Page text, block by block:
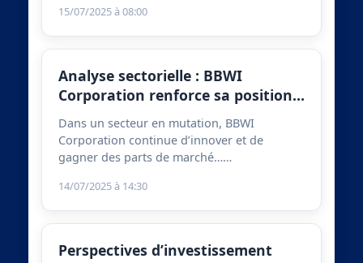
15/07/2025 à 08:00
Analyse sectorielle : BBWI
Corporation renforce sa position…
Dans un secteur en mutation, BBWI
Corporation continue d’innover et de
gagner des parts de marché……
14/07/2025 à 14:30
Perspectives d’investissement